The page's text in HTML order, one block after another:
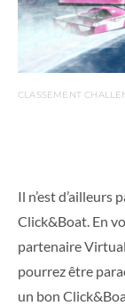
CLASSEMENT
Il n’est
Click&Boat. En
partenaire
pourrez être
un bon